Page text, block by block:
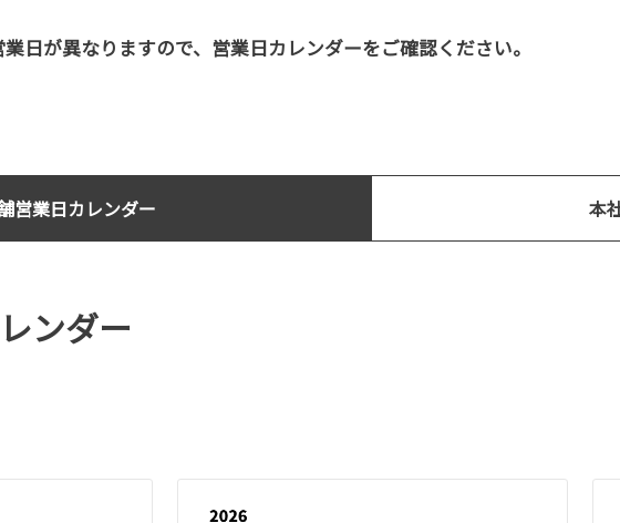
日が異なりますので、営業日カレンダーをご確認ください。
営業日カレンダー 本
ンダー